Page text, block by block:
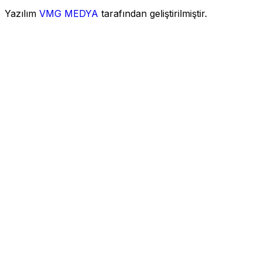
Yazılım VMG MEDYA tarafından geliştirilmiştir.